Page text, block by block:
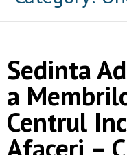
- Misiune
- Comunicat
Sedinta
a
Centrul
Afaceri –